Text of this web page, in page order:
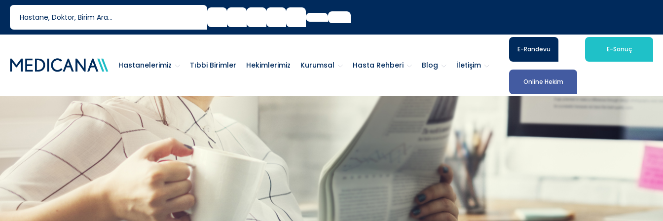
444 6 334
Tıbbi Birimler Hekimlerimiz Kurumsal Hasta Rehberi Blog İletişim
Hastanelerimiz
E-Randevu E-Sonuç
Online Hekim